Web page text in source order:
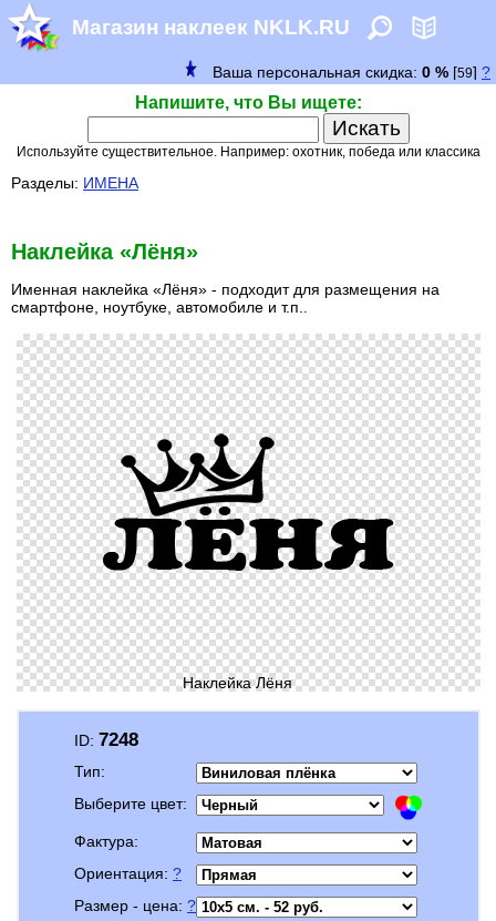
Магазин наклеек NKLK.RU
Напишите, что Вы ищете:
Используйте существительное. Например: охотник, победа или классика
Разделы: ИМЕНА
Наклейка «Лёня»
Именная наклейка «Лёня» - подходит для размещения на
смартфоне, ноутбуке, автомобиле и т.п..
Наклейка Лёня
ID: 7248
Тип:
Выберите цвет:
Фактура:
Ориентация: ?
Размер - цена: ?